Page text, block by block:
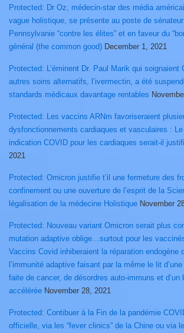
Protected: Dr Oz, médecin-star des média
vague holistique, se présente au poste de
Pennsylvanie “contre les élites” et en faveur du
général (the common good) December 1, 2021
Protected: L’éminent Dr. Paul Marik qui soignaient
autres soins alternatifs, l’ivermectin, a été
standards médicaux davantage rentables
Protected: Les vaccins ARNm favoriseraient
dysfonctionnements cardiaques et vasculaires :
indication COVID pour les cardiaques serait-il
2021
Protected: Omicron justifie t’il une fermeture des
confinement ou une ouverture de l’esprit de la Science
légalisation de la médecine Holistique November
Protected: Nouveau variant Omicron serait plus
mutation adaptive oblige…surtout pour les
Vaccins Covid inhiberaient la réparation endogène
l’immunité adaptive faisant par la même le lit
faite de cancer, de désordres auto-immuns et
accélérée November 28, 2021
Protected: Contibuer à la Fin de la pandémie
officielle, via les “fever clinics” de la Chine ou via